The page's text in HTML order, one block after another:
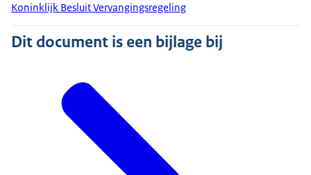
Koninklijk Besluit Vervangingsregeling
Dit document is een bijlage bij